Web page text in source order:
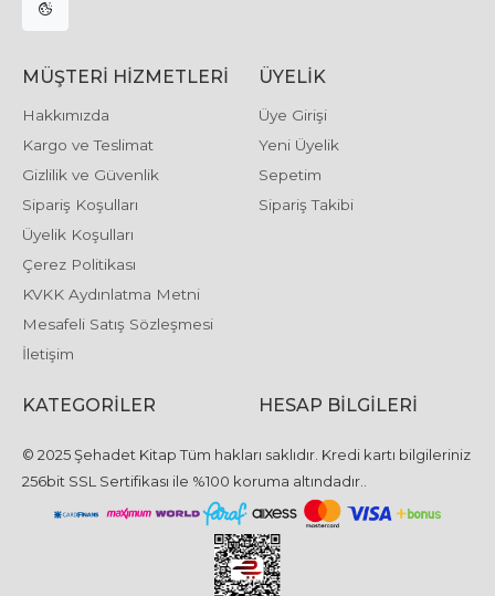
MÜŞTERI HIZMETLERI
Hakkımızda
Kargo ve Teslimat
Gizlilik ve Güvenlik
Sipariş Koşulları
Üyelik Koşulları
Çerez Politikası
KVKK Aydınlatma Metni
Mesafeli Satış Sözleşmesi
İletişim
ÜYELIK
Üye Girişi
Yeni Üyelik
Sepetim
Sipariş Takibi
KATEGORILER HESAP BILGILERI
© 2025 Şehadet Kitap Tüm hakları saklıdır. Kredi kartı bilgileriniz
256bit SSL Sertifikası ile %100 koruma altındadır..